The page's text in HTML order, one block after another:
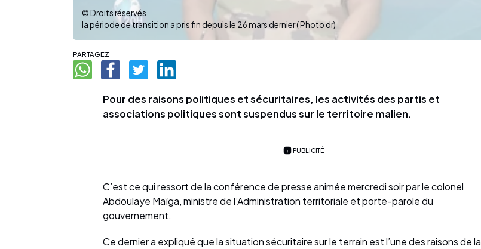
© Droits réservés
la période de transition a pris fin depuis le 26 mars dernier ( Photo dr)
PARTAGEZ
Pour des raisons politiques et sécuritaires, les activités des partis et
associations politiques sont suspendus sur le territoire malien.
PUBLICITÉ
C’est ce qui ressort de la conférence de presse animée mercredi soir par le colonel
Abdoulaye Maïga, ministre de l’Administration territoriale et porte-parole du
gouvernement.
Ce dernier a expliqué que la situation sécuritaire sur le terrain est l’une des raisons de la